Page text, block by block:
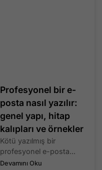
Profesyonel bir e-
posta nasıl yazılır:
genel yapı, hitap
kalıpları ve örnekler
Kötü yazılmış bir
profesyonel e-posta...
Devamını Oku